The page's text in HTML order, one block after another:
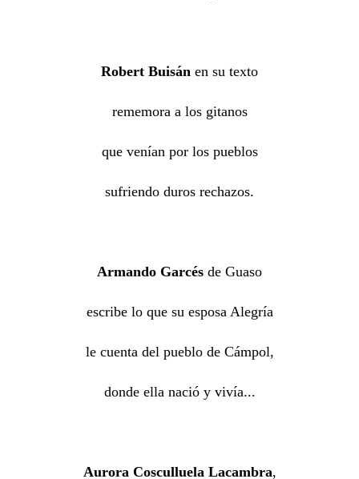
Robert Buisán en su texto
rememora a los gitanos
que venían por los pueblos
sufriendo duros rechazos.
Armando Garcés de Guaso
escribe lo que su esposa Alegría
le cuenta del pueblo de Cámpol,
donde ella nació y vivía...
Aurora Cosculluela Lacambra,